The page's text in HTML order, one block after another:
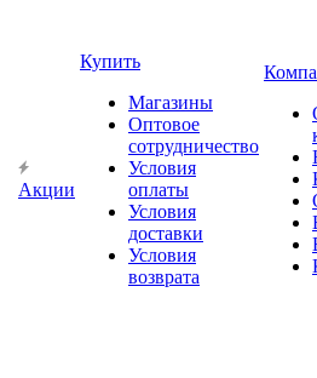
Акции
Купить
Магазины
Оптовое
сотрудничество
Условия
оплаты
Условия
доставки
Условия
возврата